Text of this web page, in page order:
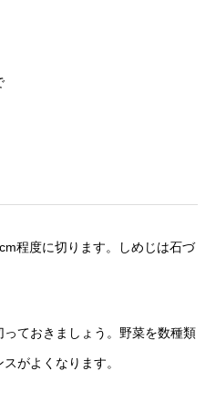
程度に切ります。しめじは石づ
ておきましょう。野菜を数種類
がよくなります。